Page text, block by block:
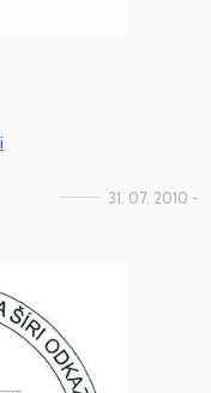
31. 07. 2010 -